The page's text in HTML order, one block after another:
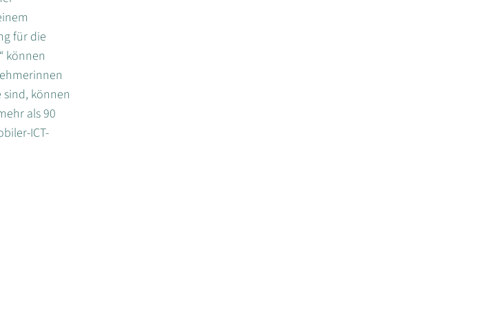
für die
können
sind, können
als 90
ICT-